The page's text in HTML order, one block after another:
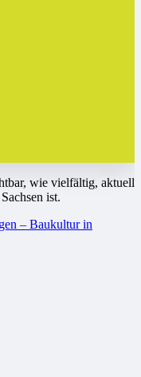
wie vielfältig, aktuell
ist.
– Baukultur in